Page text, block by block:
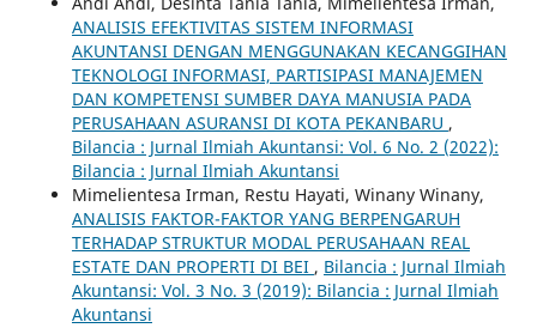
ANALISIS EFEKTIVITAS SISTEM INFORMASI
AKUNTANSI DENGAN MENGGUNAKAN KECANGGIHAN
TEKNOLOGI INFORMASI, PARTISIPASI MANAJEMEN
DAN KOMPETENSI SUMBER DAYA MANUSIA PADA
PERUSAHAAN ASURANSI DI KOTA PEKANBARU ,
Bilancia : Jurnal Ilmiah Akuntansi: Vol. 6 No. 2 (2022):
Bilancia : Jurnal Ilmiah Akuntansi
Mimelientesa Irman, Restu Hayati, Winany Winany,
ANALISIS FAKTOR-FAKTOR YANG BERPENGARUH
TERHADAP STRUKTUR MODAL PERUSAHAAN REAL
ESTATE DAN PROPERTI DI BEI , Bilancia : Jurnal Ilmiah
Akuntansi: Vol. 3 No. 3 (2019): Bilancia : Jurnal Ilmiah
Akuntansi